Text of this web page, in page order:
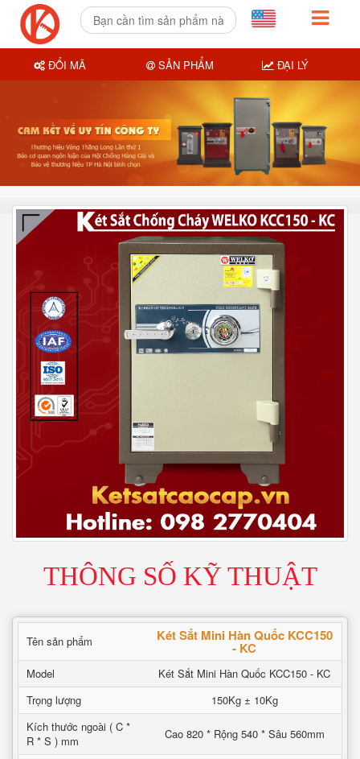
THÔNG SỐ KỸ THUẬT
Tên sản phẩm Két Sắt Mini Hàn Quốc KCC150
- KC
Model
Két Sắt Mini Hàn Quốc KCC150 - KC
Trọng lượng
150Kg ± 10Kg
Kích thước ngoài ( C *
R * S ) mm
Cao 820 * Rộng 540 * Sâu 560mm
ĐỔI MÃ SẢN PHẨM ĐẠI LÝ